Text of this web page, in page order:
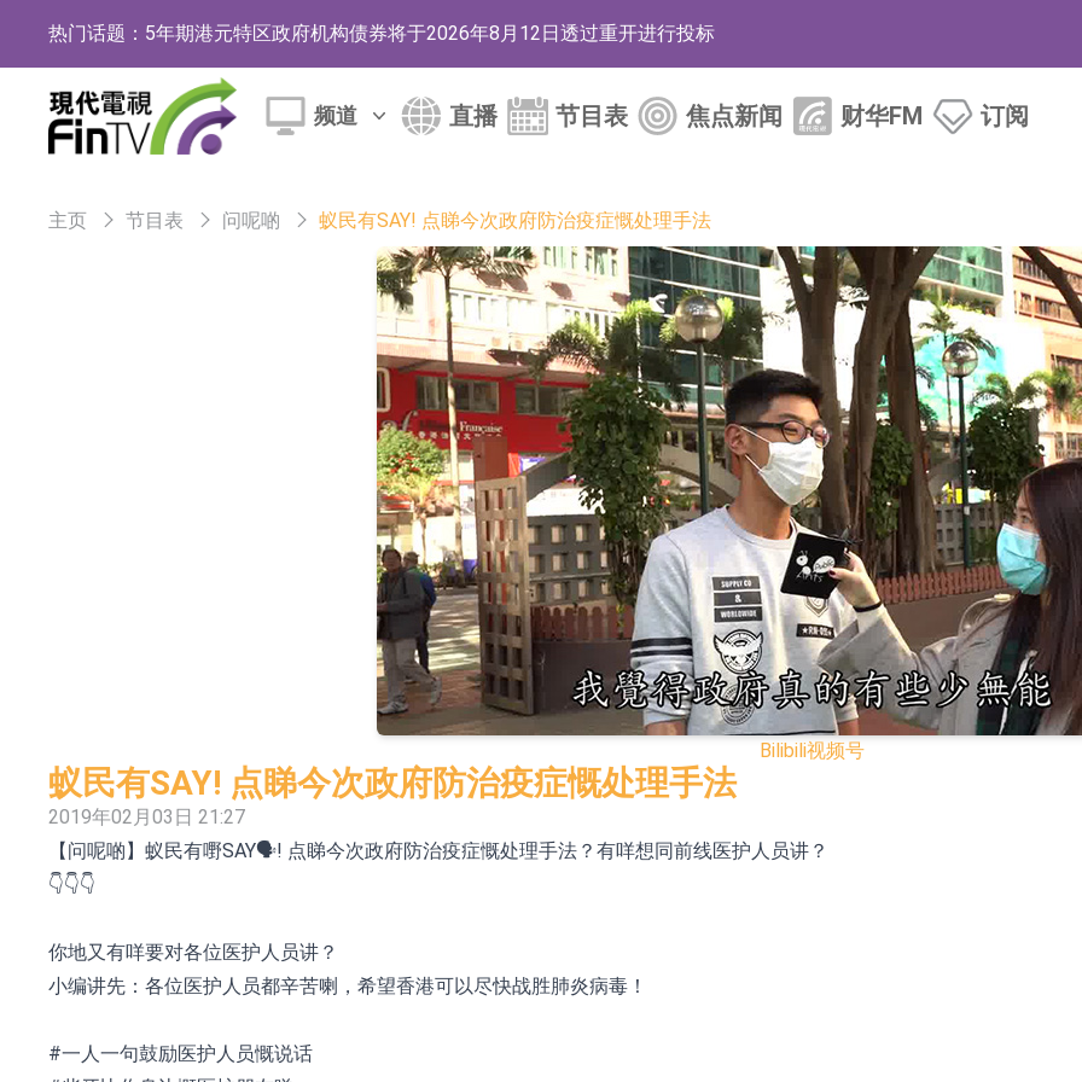
热门话题： 5年期港元特区政府机构债券将于2026年8月12日透过重开进行投标
1年期港元隔夜平均指数挂钩债券将于2026年8月12日进行投标
香港证监会就中国糖果前高管的失当行为取得13年取消资格令
【异动股】港股涨幅榜前十，生物系统工程股权(02902.HK)涨+218.75%，敏捷控股(00186.HK)涨+82.50%
地纬智能：暂未开展对外的语料商业化服务
嘉立创：公司主要提供EDA/CAM、PCB、电子元器件等电子及机械产业链一站式研发智造服务
工信部：鼓励民爆企业依法依规实施重组整合
工信部：到2030年形成3-5家具有较强国际运营能力的大型民爆企业集团
因美纳：首批由中国生产制造基地生产的本土化产品完成客户交付
鲁阳节能：公司汽车衬垫 CCMAX、E2K、HBD系列产品已实现量产销售
北京君正：预计后续仍将主要采用季度调价的模式
【异动股】汽车整车板块下挫，北汽蓝谷(600733.CN)跌6.38%
【异动股】港股涨幅榜前十，生物系统工程股权(02902.HK)涨+231.25%，中国智能健康(00348.HK)涨
【异动股】昨日打二板以上表现板块拉升，欣天科技(300615.CN)涨19.97%
【异动股】港股跌幅榜前十，天瑞汽车内饰(06162.HK)跌18.00%，德信服务集团(02215.HK)跌16.33%
10年期港元特区政府机构债券将于2026年8月12日透过重开进行投标
频道 直播 节目表 焦点新闻 财华FM 订阅
主页 节目表 问呢啲 蚁民有SAY! 点睇今次政府防治疫症慨处理手法
Bilibili视频号
蚁民有SAY! 点睇今次政府防治疫症慨处理手法
2019年02月03日 21:27
【问呢啲】蚁民有嘢SAY🗣️! 点睇今次政府防治疫症慨处理手法？有咩想同前线医护人员讲？
👇👇👇
你地又有咩要对各位医护人员讲？
小编讲先：各位医护人员都辛苦喇，希望香港可以尽快战胜肺炎病毒！
#一人一句鼓励医护人员慨说话